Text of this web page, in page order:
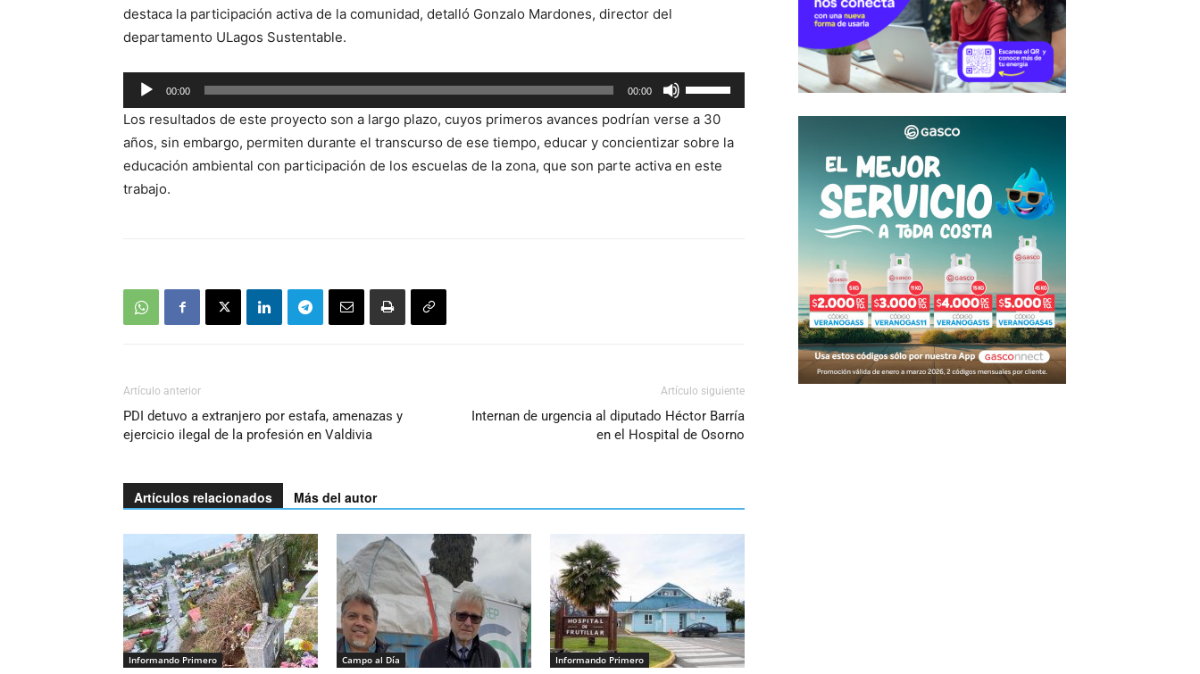
destaca la participación activa de la comunidad, detalló Gonzalo Mardones, director del
departamento ULagos Sustentable.
Reproductor
de
audio
00:00 00:00
las
teclas
de
flecha
Los resultados de este proyecto son a largo plazo, cuyos primeros avances podrían verse a 30
años, sin embargo, permiten durante el transcurso de ese tiempo, educar y concientizar sobre la
educación ambiental con participación de los escuelas de la zona, que son parte activa en este
trabajo.
Artículo anterior
PDI detuvo a extranjero por estafa, amenazas y
ejercicio ilegal de la profesión en Valdivia
Artículo siguiente
Internan de urgencia al diputado Héctor Barría
en el Hospital de Osorno
Artículos relacionados Más del autor
Informando Primero Campo al Día Informando Primero